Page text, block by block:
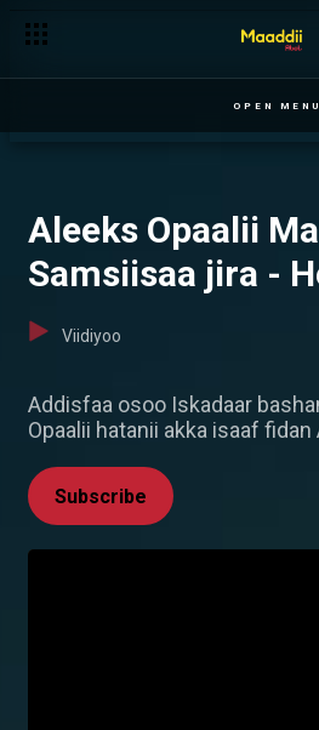
OPEN MENU
Aleeks Opaalii
Samsiisaa jira -
Viidiyoo
Addisfaa osoo Iskadaar
Opaalii hatanii akka isaaf
Subscribe